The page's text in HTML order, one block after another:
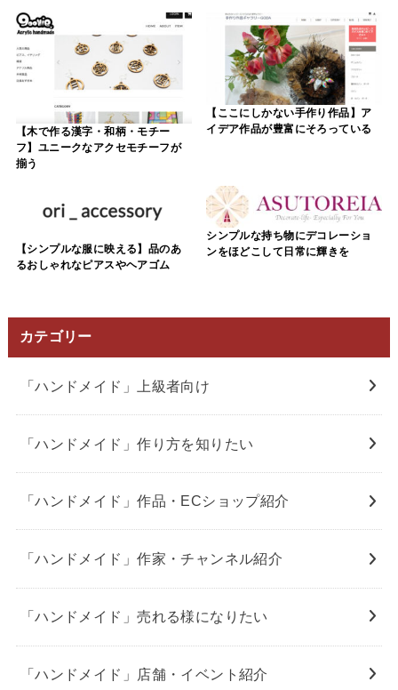
【木で作る漢字・和柄・モチー
フ】ユニークなアクセモチーフが
揃う
【ここにしかない手作り作品】ア
イデア作品が豊富にそろっている
【シンプルな服に映える】品のあ
るおしゃれなピアスやヘアゴム
シンプルな持ち物にデコレーショ
ンをほどこして日常に輝きを
カテゴリー
「ハンドメイド」上級者向け
「ハンドメイド」作り方を知りたい
「ハンドメイド」作品・ECショップ紹介
「ハンドメイド」作家・チャンネル紹介
「ハンドメイド」売れる様になりたい
「ハンドメイド」店舗・イベント紹介